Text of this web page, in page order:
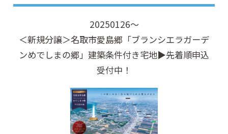
20250126～
＜新規分譲＞名取市愛島郷「ブランシエラガーデ
ンめでしまの郷」建築条件付き宅地▶先着順申込
受付中！